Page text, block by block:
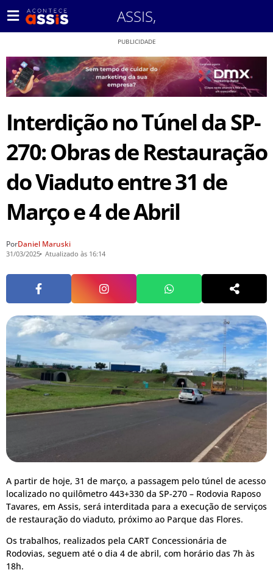
ASSIS,
PUBLICIDADE
Interdição no Túnel da SP-
270: Obras de Restauração
do Viaduto entre 31 de
Março e 4 de Abril
PorDaniel Maruski
31/03/2025 Atualizado às 16:14
A partir de hoje, 31 de março, a passagem pelo túnel de acesso
localizado no quilômetro 443+330 da SP-270 – Rodovia Raposo
Tavares, em Assis, será interditada para a execução de serviços
de restauração do viaduto, próximo ao Parque das Flores.
Os trabalhos, realizados pela CART Concessionária de
Rodovias, seguem até o dia 4 de abril, com horário das 7h às
18h.